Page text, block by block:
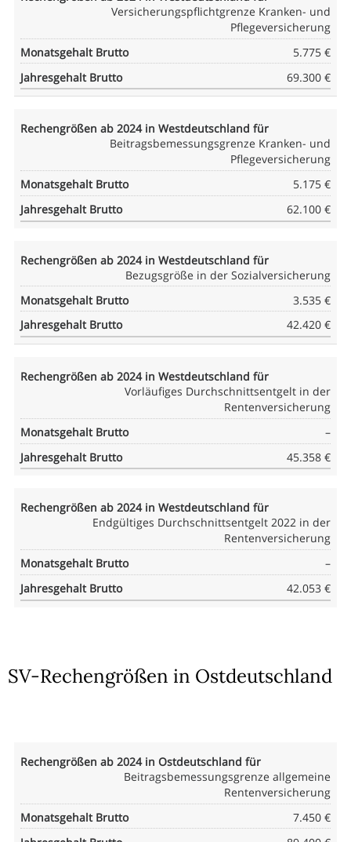
Versicherungspflichtgrenze Kranken- und
Pflegeversicherung
5.775 €
69.300 €
Beitragsbemessungsgrenze Kranken- und
Pflegeversicherung
5.175 €
62.100 €
Bezugsgröße in der Sozialversicherung
3.535 €
42.420 €
Vorläufiges Durchschnittsentgelt in der
Rentenversicherung
–
45.358 €
Endgültiges Durchschnittsentgelt 2022 in der
Rentenversicherung
–
42.053 €
SV-Rechengrößen in Ostdeutschland
Beitragsbemessungsgrenze allgemeine
Rentenversicherung
7.450 €